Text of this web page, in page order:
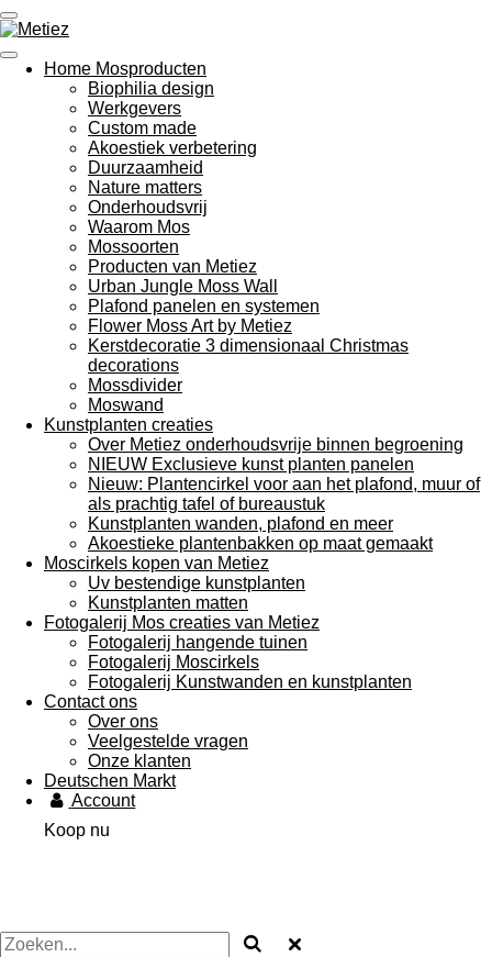
Ga
direct
naar
de
hoofdinhoud
Home Mosproducten
Biophilia design
Werkgevers
Custom made
Akoestiek verbetering
Duurzaamheid
Nature matters
Onderhoudsvrij
Waarom Mos
Mossoorten
Producten van Metiez
Urban Jungle Moss Wall
Plafond panelen en systemen
Flower Moss Art by Metiez
Kerstdecoratie 3 dimensionaal Christmas
decorations
Mossdivider
Moswand
Kunstplanten creaties
Over Metiez onderhoudsvrije binnen begroening
NIEUW Exclusieve kunst planten panelen
Nieuw: Plantencirkel voor aan het plafond, muur of
als prachtig tafel of bureaustuk
Kunstplanten wanden, plafond en meer
Akoestieke plantenbakken op maat gemaakt
Moscirkels kopen van Metiez
Uv bestendige kunstplanten
Kunstplanten matten
Fotogalerij Mos creaties van Metiez
Fotogalerij hangende tuinen
Fotogalerij Moscirkels
Fotogalerij Kunstwanden en kunstplanten
Contact ons
Over ons
Veelgestelde vragen
Onze klanten
Deutschen Markt
Account
Koop nu